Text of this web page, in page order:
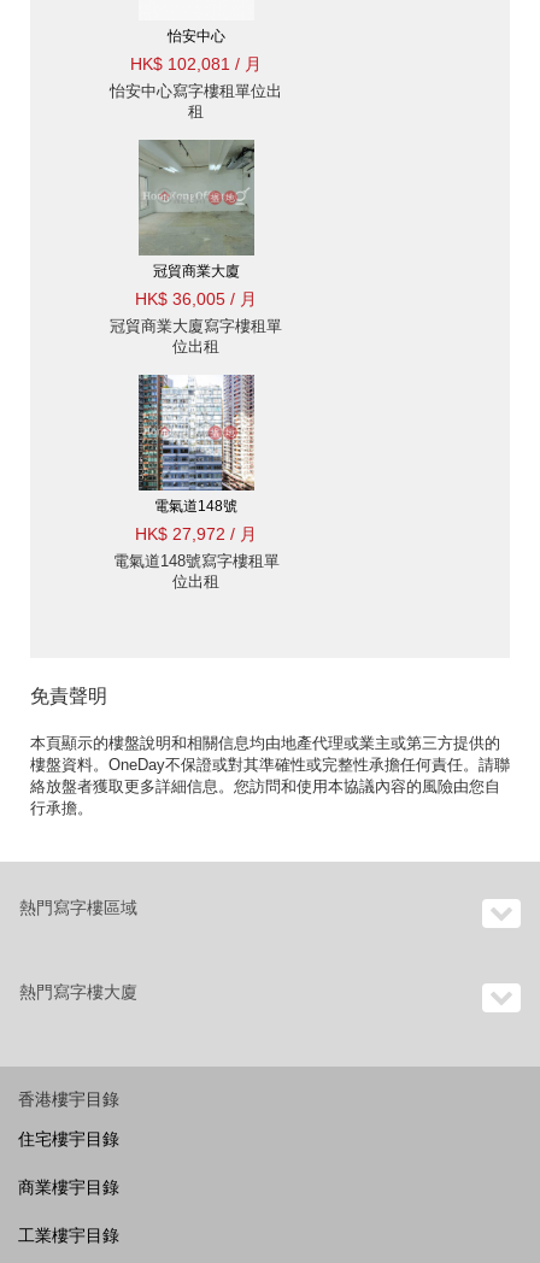
怡安中心
HK$ 102,081 / 月
怡安中心寫字樓租單位出
租
冠貿商業大廈
HK$ 36,005 / 月
冠貿商業大廈寫字樓租單
位出租
電氣道148號
HK$ 27,972 / 月
電氣道148號寫字樓租單
位出租
免責聲明
本頁顯示的樓盤說明和相關信息均由地產代理或業主或第三方提供的
樓盤資料。OneDay不保證或對其準確性或完整性承擔任何責任。請聯
絡放盤者獲取更多詳細信息。您訪問和使用本協議內容的風險由您自
行承擔。
熱門寫字樓區域
熱門寫字樓大廈
香港樓宇目錄
住宅樓宇目錄
商業樓宇目錄
工業樓宇目錄